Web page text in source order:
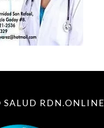
SALUD RDN.ONLINE